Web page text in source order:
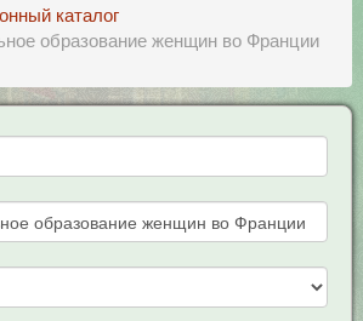
каталог
образование женщин во Франции